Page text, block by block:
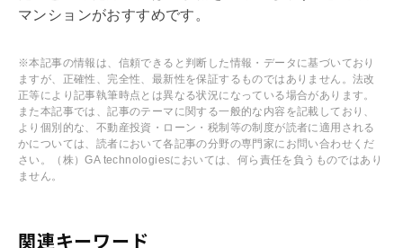
マンションがおすすめです。
※本記事の情報は、信頼できると判断した情報・データに基づいており
ますが、正確性、完全性、最新性を保証するものではありません。法改
正等により記事執筆時点とは異なる状況になっている場合があります。
また本記事では、記事のテーマに関する一般的な内容を記載しており、
より個別的な、不動産投資・ローン・税制等の制度が読者に適用される
かについては、読者において各記事の分野の専門家にお問い合わせくだ
さい。（株）GA technologiesにおいては、何ら責任を負うものではあり
ません。
関連キーワード